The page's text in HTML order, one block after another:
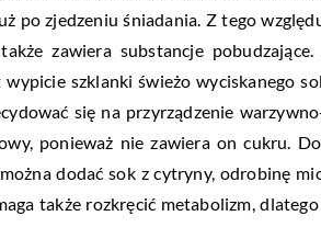
po zjedzeniu śniadania. Z tego
zawiera substancje
szklanki świeżo wyciskanego
się na przyrządzenie
ponieważ nie zawiera on cukru.
dodać sok z cytryny, odrobinę
także rozkręcić metabolizm,